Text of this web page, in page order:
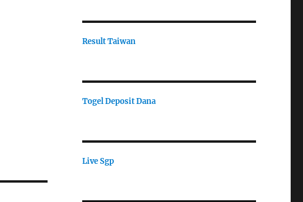
Result Taiwan
Togel Deposit Dana
Live Sgp